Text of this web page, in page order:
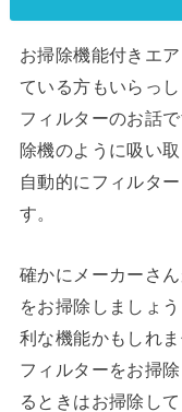
お掃除機能付きエ
ている方もいらっ
フィルターのお話
除機のように吸い
自動的にフィルタ
す。
確かにメーカーさ
をお掃除しましょ
利な機能かもしれ
フィルターをお掃
るときはお掃除し